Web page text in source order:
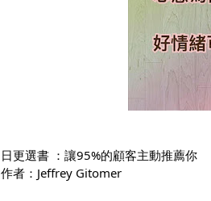
日更選書 ：讓95%的顧客主動推薦你
作者：Jeffrey Gitomer